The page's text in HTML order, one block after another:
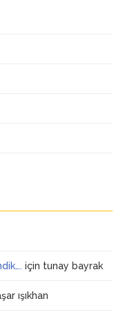
için tunay bayrak
ışıkhan